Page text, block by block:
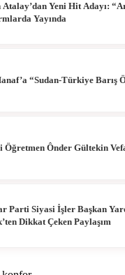
Atalay’dan Yeni Hit Adayı:
Yayında
“Sudan-Türkiye Barış
Öğretmen Ônder Gültekin
Parti Siyasi İşler Başkan
Dikkat Çeken Paylaşım